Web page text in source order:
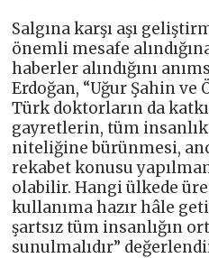
Salgına karşı aşı
önemli mesafe
haberler alındığını
Erdoğan, “Uğur Şahin
Türk doktorların da
gayretlerin, tüm insanlık
niteliğine bürünmesi,
rekabet konusu
olabilir. Hangi ülkede
kullanıma hazır hâle
şartsız tüm insanlığın
sunulmalıdır”